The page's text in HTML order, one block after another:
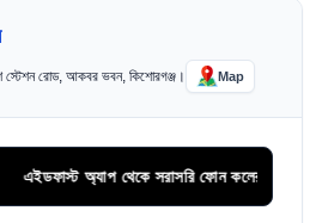
স্টেশন রোড, আকবর ভবন, কিশোরগঞ্জ। Map
এইডফাস্ট অ্যাপ থেকে সরাসরি ফোন কলের মাধ্যমে